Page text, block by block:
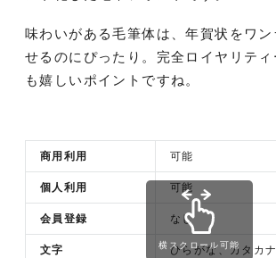
味わいがある毛筆体は、年賀状をワ
せるのにぴったり。完全ロイヤリテ
も嬉しいポイントですね。
商用利用 可能
個人利用 可能
会員登録 なし
文字 ひらがな、カタカ
横スクロール可能